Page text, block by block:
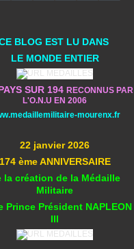
BLOG EST LU DANS
LE MONDE ENTIER
SUR 194 RECONNUS PAR
L'O.N.U EN 2006
mourenx.fr
22 janvier 2026
174 ème ANNIVERSAIRE
la création de la Médaille
Militaire
Prince Président NAPLEON
III